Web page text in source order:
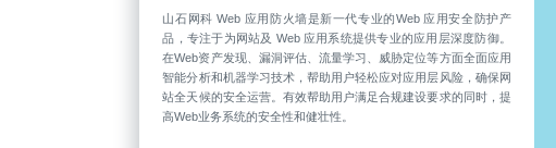
山石网科 Web 应用防火墙是新一代专业的Web 应用安全防护产
品，专注于为网站及 Web 应用系统提供专业的应用层深度防御。
在Web资产发现、漏洞评估、流量学习、威胁定位等方面全面应用
智能分析和机器学习技术，帮助用户轻松应对应用层风险，确保网
站全天候的安全运营。有效帮助用户满足合规建设要求的同时，提
高Web业务系统的安全性和健壮性。